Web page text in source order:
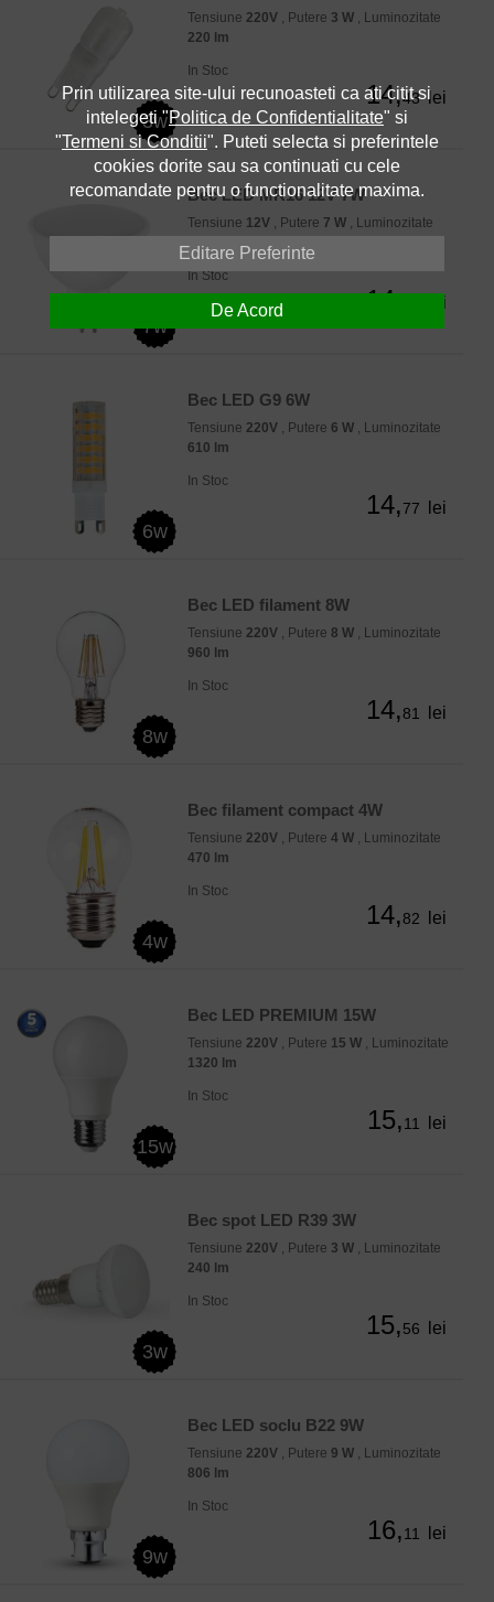
3w
Tensiune 220V , Putere 3 W , Luminozitate
220 lm
In Stoc
14,43 lei
7w
Bec LED MR16 12V 7W
Tensiune 12V , Putere 7 W , Luminozitate
500 lm
In Stoc
14, lei
6w
Bec LED G9 6W
Tensiune 220V , Putere 6 W , Luminozitate
610 lm
In Stoc
14,77 lei
8w
Bec LED filament 8W
Tensiune 220V , Putere 8 W , Luminozitate
960 lm
In Stoc
14,81 lei
4w
Bec filament compact 4W
Tensiune 220V , Putere 4 W , Luminozitate
470 lm
In Stoc
14,82 lei
15w
Bec LED PREMIUM 15W
Tensiune 220V , Putere 15 W , Luminozitate
1320 lm
In Stoc
15,11 lei
3w
Bec spot LED R39 3W
Tensiune 220V , Putere 3 W , Luminozitate
240 lm
In Stoc
15,56 lei
9w
Bec LED soclu B22 9W
Tensiune 220V , Putere 9 W , Luminozitate
806 lm
In Stoc
16,11 lei
Prin utilizarea site-ului recunoasteti ca ati citit si
intelegeti "Politica de Confidentialitate" si
"Termeni si Conditii". Puteti selecta si preferintele
cookies dorite sau sa continuati cu cele
recomandate pentru o functionalitate maxima.
Editare Preferinte
De Acord